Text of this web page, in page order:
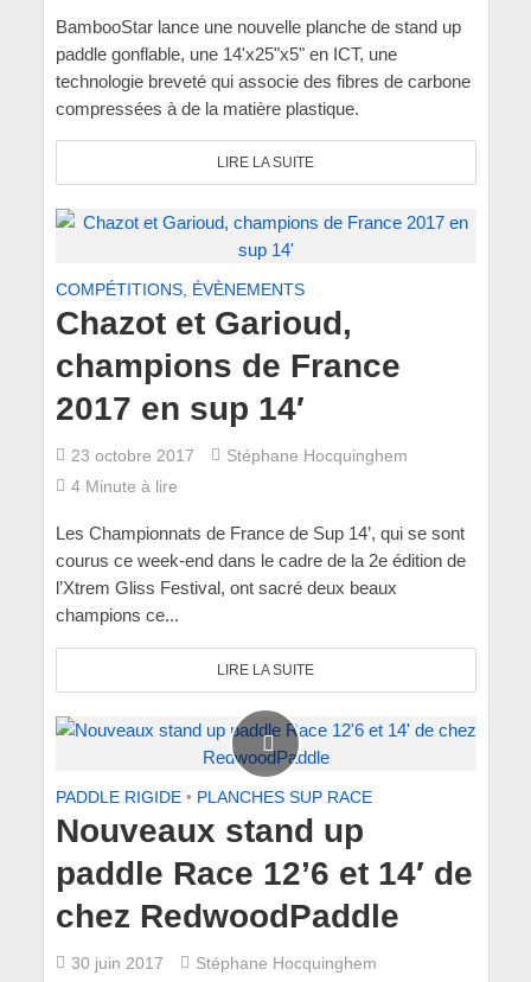
BambooStar lance une nouvelle planche de stand up
paddle gonflable, une 14'x25"x5" en ICT, une
technologie breveté qui associe des fibres de carbone
compressées à de la matière plastique.
LIRE LA SUITE
COMPÉTITIONS, ÉVÈNEMENTS
Chazot et Garioud,
champions de France
2017 en sup 14′
23 octobre 2017
Stéphane Hocquinghem
4 Minute à lire
Les Championnats de France de Sup 14’, qui se sont
courus ce week-end dans le cadre de la 2e édition de
l’Xtrem Gliss Festival, ont sacré deux beaux
champions ce...
LIRE LA SUITE
PADDLE RIGIDE • PLANCHES SUP RACE
Nouveaux stand up
paddle Race 12’6 et 14′ de
chez RedwoodPaddle
30 juin 2017
Stéphane Hocquinghem